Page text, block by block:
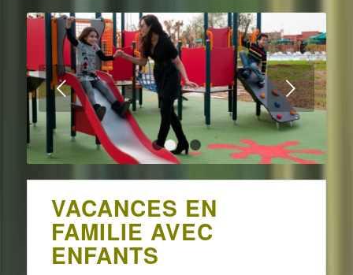
Suivant
1 2 3 4
VACANCES EN
FAMILIE AVEC
ENFANTS